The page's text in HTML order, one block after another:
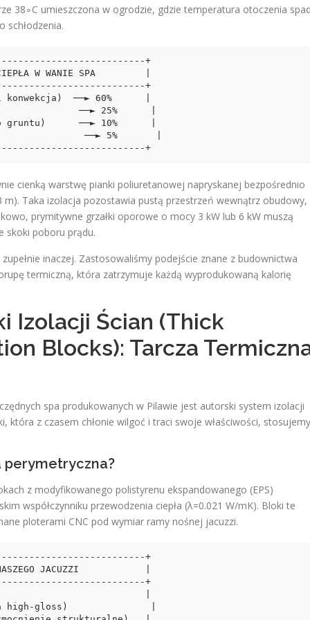
38∘C umieszczona w ogrodzie, gdzie temperatura otoczenia
schłodzenia.
+
W WANIE SPA         |
+
──► 60%      |
──► 25%      |
gruntu)      ──► 10%      |
──► 5%       |
+-----------------------------------------------------------------+
cienką warstwę pianki poliuretanowej napryskanej bezpośrednio
Taka izolacja pozostawia pustą przestrzeń wewnątrz obudowy,
prymitywne grzałki oporowe o mocy 3 kW lub 6 kW muszą
skoki poboru prądu.
inaczej. Zastosowaliśmy podejście znane z budownictwa
termiczną, która zatrzymuje każdą wyprodukowaną kalorię
Izolacji Ścian (Thick
Blocks): Tarcza
spa produkowanych w Pilawie jest autorski system izolacji
która z czasem chłonie wilgoć i traci swoje właściwości, stosujemy
perymetryczna?
z modyfikowanego polistyrenu ekspandowanego (EPS)
współczynniku przewodzenia ciepła (λ=0.021 W/mK). Bloki te
ploterami CNC pod wymiar ramy nośnej jacuzzi.
+
NASZEGO JACUZZI            |
+
high-gloss)               |